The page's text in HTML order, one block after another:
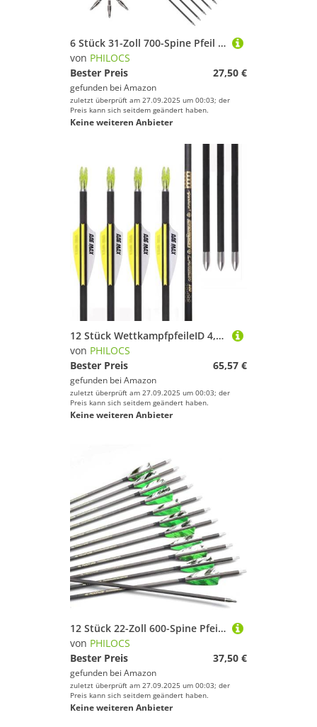
6 Stück 31-Zoll 700-Spine Pfeil Abnehmbare Pfeilspitzen Übungspfeil Jagdpfeil Truthahnfedern Pfeilfedern Carbonpfeile Bogenpfeile für Langbogen Recurvebogen Compoundbogen Bogenschießen Violett A5
von PHILOCS
Bester Preis
27,50 €
gefunden bei Amazon
zuletzt überprüft am 27.09.2025 um 00:03; der
Preis kann sich seitdem geändert haben.
Keine weiteren Anbieter
12 Stück WettkampfpfeileID 4,2 mm Spine 300 400 500 600 700 800 900 1000 1100 1200 1300 1400 1500 Gelb Weiß Luftkanäle Vane Pfeil, für Bogenschießen (29inch,Spine 1400)
von PHILOCS
Bester Preis
65,57 €
gefunden bei Amazon
zuletzt überprüft am 27.09.2025 um 00:03; der
Preis kann sich seitdem geändert haben.
Keine weiteren Anbieter
12 Stück 22-Zoll 600-Spine Pfeil Abnehmbare Pfeilspitzen Übungspfeil Jagdpfeil Truthahnfedern Pfeilfedern Carbonpfeile Bogenpfeile für Langbogen Recurvebogen Compoundbogen Bogenschießen Camo Grün A3
von PHILOCS
Bester Preis
37,50 €
gefunden bei Amazon
zuletzt überprüft am 27.09.2025 um 00:03; der
Preis kann sich seitdem geändert haben.
Keine weiteren Anbieter